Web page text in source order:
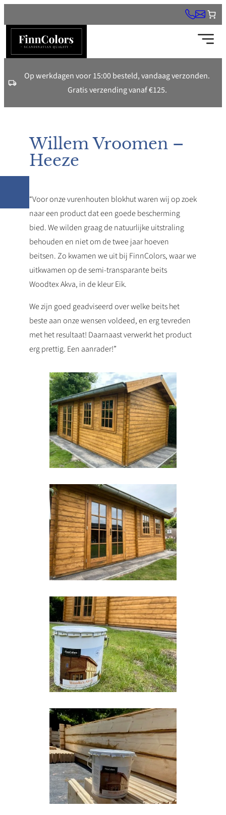
naar
inhoud
Op werkdagen voor 15:00 besteld, vandaag verzonden.
Gratis verzending vanaf €125.
Willem Vroomen –
Heeze
“Voor onze vurenhouten blokhut waren wij op zoek
naar een product dat een goede bescherming
bied. We wilden graag de natuurlijke uitstraling
behouden en niet om de twee jaar hoeven
beitsen. Zo kwamen we uit bij FinnColors, waar we
uitkwamen op de semi-transparante beits
Woodtex Akva, in de kleur Eik.
We zijn goed geadviseerd over welke beits het
beste aan onze wensen voldeed, en erg tevreden
met het resultaat! Daarnaast verwerkt het product
erg prettig. Een aanrader!”